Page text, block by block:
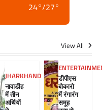
24°/27°
View All
JHARKHAND
नावाडीह
में तीन
अर्थियों
डीपीएस
बोकारो
में रंगारंग
समूह